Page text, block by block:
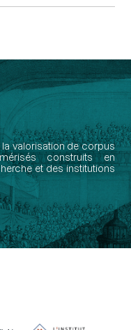
valorisation de corpus
construits en
et des institutions